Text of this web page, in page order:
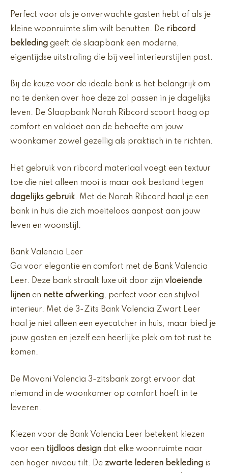
Perfect voor als je onverwachte gasten hebt of als je
kleine woonruimte slim wilt benutten. De ribcord
bekleding geeft de slaapbank een moderne,
eigentijdse uitstraling die bij veel interieurstijlen past.
Bij de keuze voor de ideale bank is het belangrijk om
na te denken over hoe deze zal passen in je dagelijks
leven. De Slaapbank Norah Ribcord scoort hoog op
comfort en voldoet aan de behoefte om jouw
woonkamer zowel gezellig als praktisch in te richten.
Het gebruik van ribcord materiaal voegt een textuur
toe die niet alleen mooi is maar ook bestand tegen
dagelijks gebruik. Met de Norah Ribcord haal je een
bank in huis die zich moeiteloos aanpast aan jouw
leven en woonstijl.
Bank Valencia Leer
Ga voor elegantie en comfort met de Bank Valencia
Leer. Deze bank straalt luxe uit door zijn vloeiende
lijnen en nette afwerking, perfect voor een stijlvol
interieur. Met de 3-Zits Bank Valencia Zwart Leer
haal je niet alleen een eyecatcher in huis, maar bied je
jouw gasten en jezelf een heerlijke plek om tot rust te
komen.
De Movani Valencia 3-zitsbank zorgt ervoor dat
niemand in de woonkamer op comfort hoeft in te
leveren.
Kiezen voor de Bank Valencia Leer betekent kiezen
voor een tijdloos design dat elke woonruimte naar
een hoger niveau tilt. De zwarte lederen bekleding is